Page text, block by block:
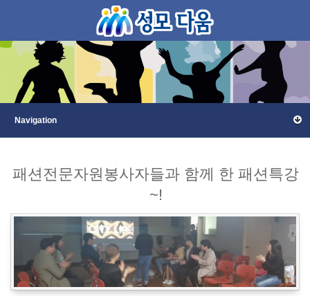
패션전문자원봉사자들과 함께 한 패션특강
~!